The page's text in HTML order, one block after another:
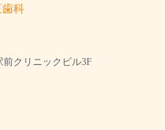
歯科
クリニックビル3F